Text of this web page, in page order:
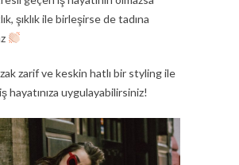
şıklık ile birleşirse de tadına
zarif ve keskin hatlı bir styling ile
hayatınıza uygulayabilirsiniz!